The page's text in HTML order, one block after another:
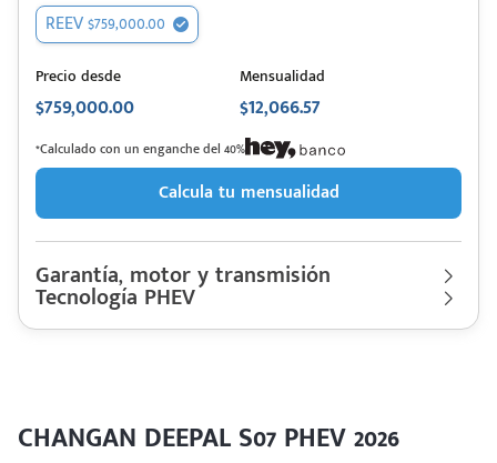
REEV $759,000.00
Precio desde
$759,000.00
Mensualidad
$12,066.57
*Calculado con un enganche del 40%
Calcula tu mensualidad
Garantía, motor y transmisión
Garantía
150000 Km | 5 años
Motor cilindros
Lt 1.5L | Hp. 234
Tecnología PHEV
Descripción de funcionamiento motorizaciónCHANGAN
CHANGAN DEEPAL S07 PHEV 2026